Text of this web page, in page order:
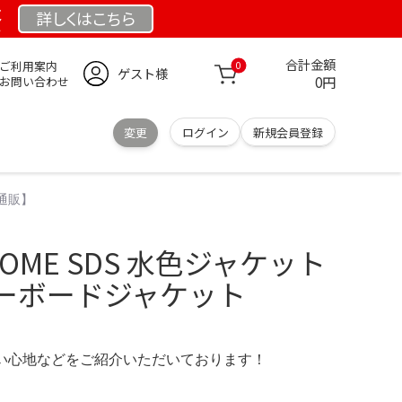
詳しくはこちら
利用案内
問い合わせ
ゲスト様 0 合計金額
0円
変更 ログイン 新規会員登録
】
SDS 水色ジャケット
ボードジャケット
地などをご紹介いただいております！